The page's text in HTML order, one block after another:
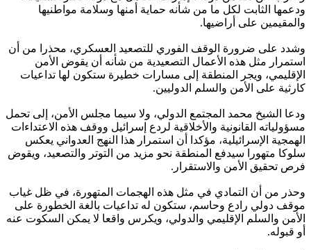
ودعمها الثابت لكل ما من شأنه حماية أمنها وسلامة مواطنيها
والمقيمين على أراضيها.
وشدد على ضرورة الوقف الفوري للتصعيد العسكري، محذرا من أن
استمرار مثل هذه الأعمال التصعيدية من شأنه أن يقوض الأمن
الإقليمي، ويجر المنطقة إلى مسارات خطيرة ستكون لها تداعيات
كارثية على الأمن والسلم الدوليين.
ودعا الشيخ محمد المجتمع الدولي، ولا سيما مجلس الأمن، إلى تحمل
مسؤولياته القانونية والأخلاقية لردع إسرائيل ووقف هذه الاعتداءات
الهمجية الإسرائيلية، مؤكدا أن استمرار هذا النهج العدواني يعكس
سلوكا متهورا سيدفع المنطقة نحو مزيد من التوتر والتصعيد، ويقوض
فرص تحقيق الأمن والاستقرار.
وحذر من أن التمادي في مثل هذه الهجمات المتهورة، في ظل غياب
موقف دولي رادع وحاسم، ستكون له تداعيات بالغة الخطورة على
الأمن والسلم الإقليمي والدولي، ويكرس واقعا لا يمكن السكوت عنه
أو قبوله.